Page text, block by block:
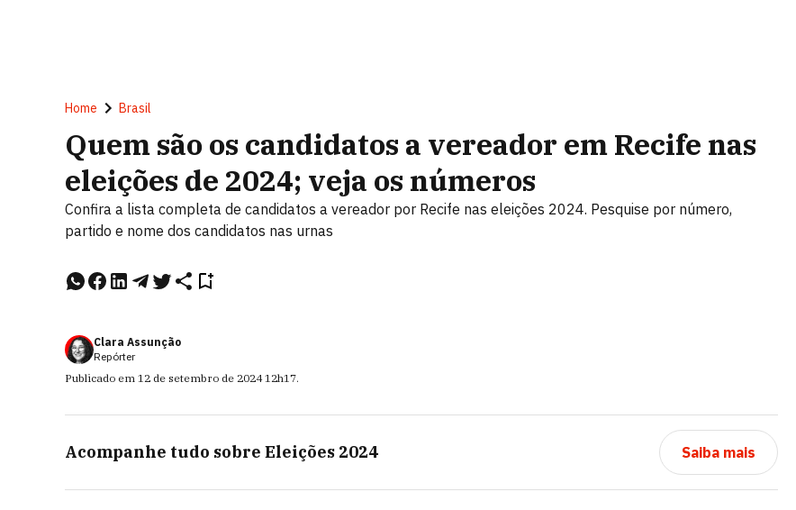
Home Brasil
Quem são os candidatos a vereador em Recife nas
eleições de 2024; veja os números
Confira a lista completa de candidatos a vereador por Recife nas eleições 2024. Pesquise por número,
partido e nome dos candidatos nas urnas
Clara Assunção
Repórter
Publicado em 12 de setembro de 2024 12h17.
Acompanhe tudo sobre Eleições 2024 Saiba mais